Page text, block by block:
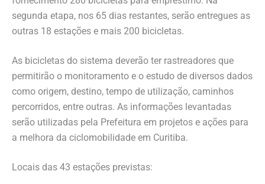
segunda etapa, nos 65 dias restantes, serão entregues as
outras 18 estações e mais 200 bicicletas.
As bicicletas do sistema deverão ter rastreadores que
permitirão o monitoramento e o estudo de diversos dados
como origem, destino, tempo de utilização, caminhos
percorridos, entre outras. As informações levantadas
serão utilizadas pela Prefeitura em projetos e ações para
a melhora da ciclomobilidade em Curitiba.
Locais das 43 estações previstas: